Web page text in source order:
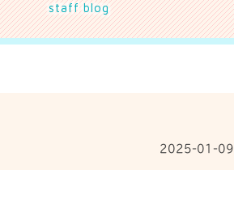
staff blog
2025-01-09